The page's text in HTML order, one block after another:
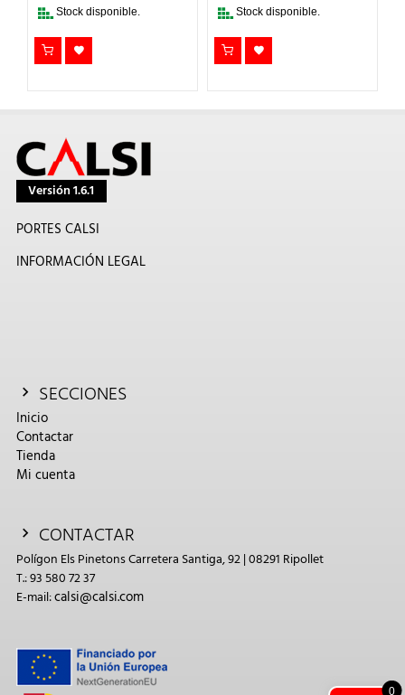
Stock disponible. Stock disponible.
Versión 1.6.1
PORTES CALSI
INFORMACIÓN LEGAL
SECCIONES
Inicio
Contactar
Tienda
Mi cuenta
CONTACTAR
Polígon Els Pinetons Carretera Santiga, 92 | 08291 Ripollet
T.: 93 580 72 37
E-mail:calsi@calsi.com
0